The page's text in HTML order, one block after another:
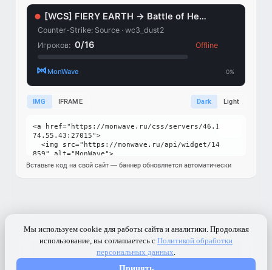
IMG IFRAME Dark Light
Вставьте код на свой сайт — баннер обновляется автоматически